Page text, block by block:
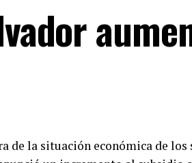
de la situación económica de los